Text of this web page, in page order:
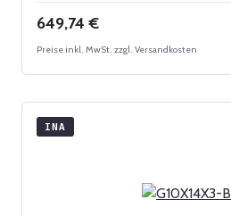
Regulärer Preis:
649,74 €
Preise inkl. MwSt. zzgl. Versandkosten
INA